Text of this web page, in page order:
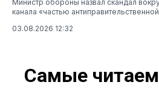
Министр обороны назвал скандал
канала «частью
03.08.2026 12:32
Самые